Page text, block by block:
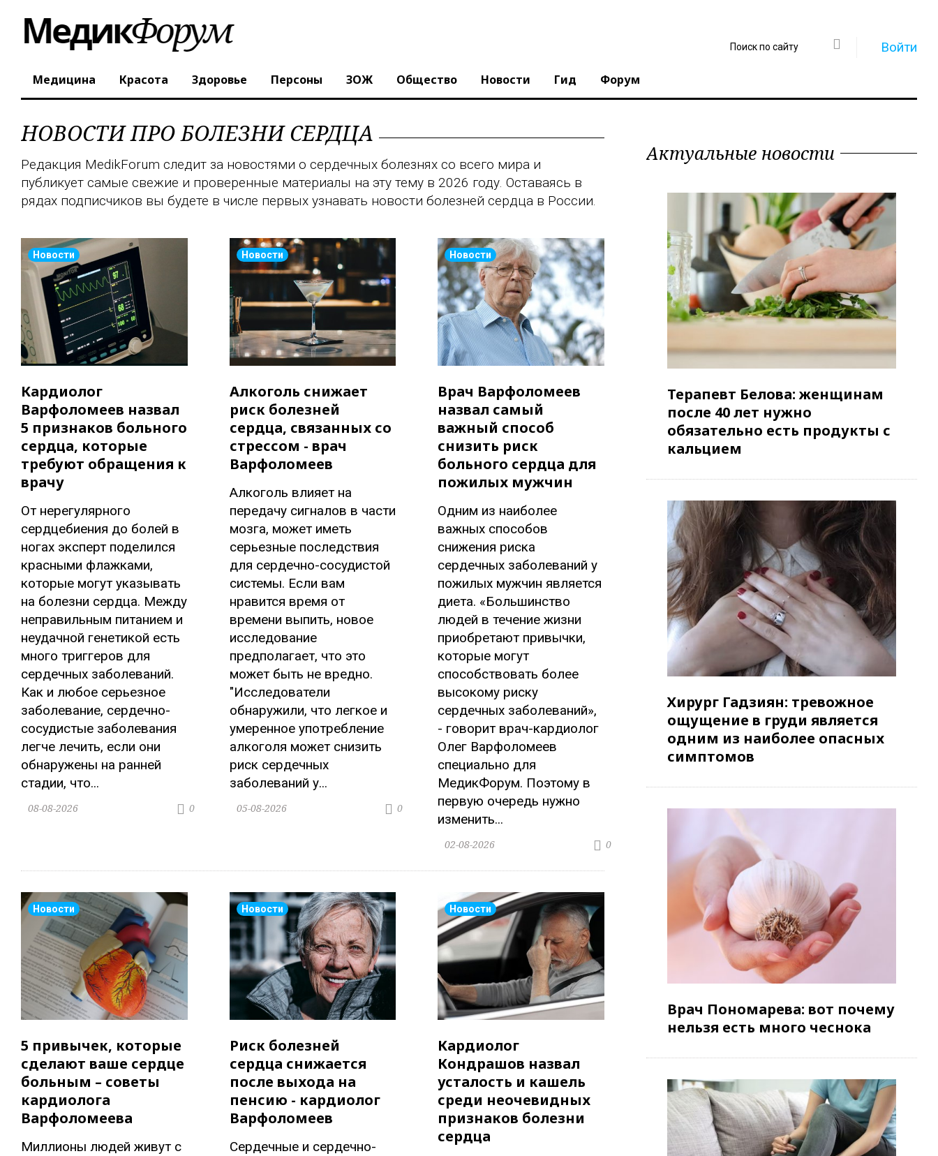
Войти
Регистрация
Медицина Красота Здоровье Персоны ЗОЖ Общество Новости Гид Форум
НОВОСТИ ПРО БОЛЕЗНИ СЕРДЦА
Редакция MedikForum следит за новостями о сердечных болезнях со всего мира и
публикует самые свежие и проверенные материалы на эту тему в 2026 году. Оставаясь в
рядах подписчиков вы будете в числе первых узнавать новости болезней сердца в России.
Новости
Кардиолог
Варфоломеев назвал
5 признаков больного
сердца, которые
требуют обращения к
врачу
От нерегулярного
сердцебиения до болей в
ногах эксперт поделился
красными флажками,
которые могут указывать
на болезни сердца. Между
неправильным питанием и
неудачной генетикой есть
много триггеров для
сердечных заболеваний.
Как и любое серьезное
заболевание, сердечно-
сосудистые заболевания
легче лечить, если они
обнаружены на ранней
стадии, что...
0
08-08-2026
Новости
Алкоголь снижает
риск болезней
сердца, связанных со
стрессом - врач
Варфоломеев
Алкоголь влияет на
передачу сигналов в части
мозга, может иметь
серьезные последствия
для сердечно-сосудистой
системы. Если вам
нравится время от
времени выпить, новое
исследование
предполагает, что это
может быть не вредно.
"Исследователи
обнаружили, что легкое и
умеренное употребление
алкоголя может снизить
риск сердечных
заболеваний у...
0
05-08-2026
Новости
Врач Варфоломеев
назвал самый
важный способ
снизить риск
больного сердца для
пожилых мужчин
Одним из наиболее
важных способов
снижения риска
сердечных заболеваний у
пожилых мужчин является
диета. «Большинство
людей в течение жизни
приобретают привычки,
которые могут
способствовать более
высокому риску
сердечных заболеваний»,
- говорит врач-кардиолог
Олег Варфоломеев
специально для
МедикФорум. Поэтому в
первую очередь нужно
изменить...
0
02-08-2026
Новости
5 привычек, которые
сделают ваше сердце
больным – советы
кардиолога
Варфоломеева
Миллионы людей живут с
Новости
Риск болезней
сердца снижается
после выхода на
пенсию - кардиолог
Варфоломеев
Сердечные и сердечно-
Новости
Кардиолог
Кондрашов назвал
усталость и кашель
среди неочевидных
признаков болезни
сердца
Актуальные новости
Терапевт Белова: женщинам
после 40 лет нужно
обязательно есть продукты с
кальцием
Хирург Гадзиян: тревожное
ощущение в груди является
одним из наиболее опасных
симптомов
Врач Пономарева: вот почему
нельзя есть много чеснока